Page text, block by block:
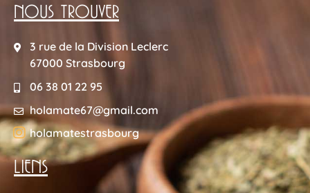
NOUS TROUVER
3 rue de la Division Leclerc
67000 Strasbourg
06 38 01 22 95
holamate67@gmail.com
holamatestrasbourg
LIENS